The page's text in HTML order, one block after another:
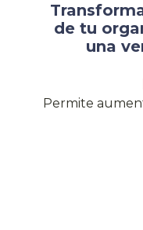
de tu
una
Permite